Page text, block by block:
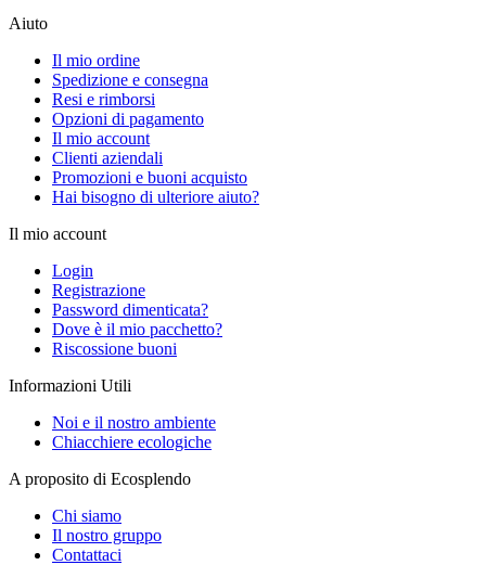
Aiuto
Il mio ordine
Spedizione e consegna
Resi e rimborsi
Opzioni di pagamento
Il mio account
Clienti aziendali
Promozioni e buoni acquisto
Hai bisogno di ulteriore aiuto?
Il mio account
Login
Registrazione
Password dimenticata?
Dove è il mio pacchetto?
Riscossione buoni
Informazioni Utili
Noi e il nostro ambiente
Chiacchiere ecologiche
A proposito di Ecosplendo
Chi siamo
Il nostro gruppo
Contattaci